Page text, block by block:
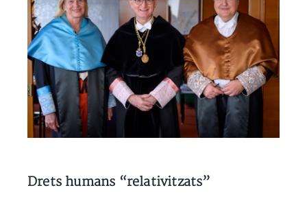
Drets humans “relativitzats”